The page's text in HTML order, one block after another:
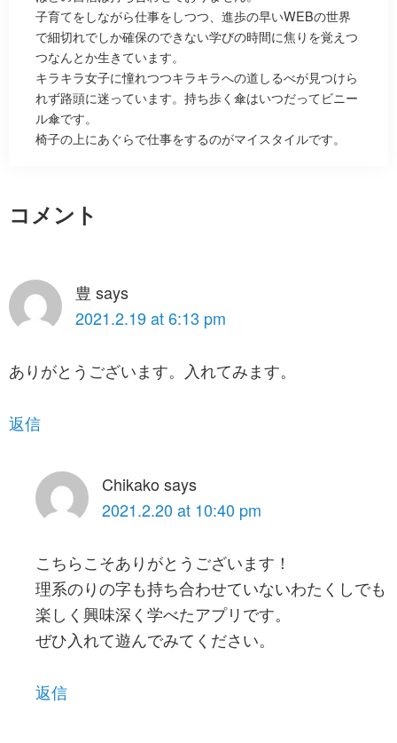
子育てをしながら仕事をしつつ、進歩の早いWEBの世界
で細切れでしか確保のできない学びの時間に焦りを覚えつ
つなんとか生きています。
キラキラ女子に憧れつつキラキラへの道しるべが見つけら
れず路頭に迷っています。持ち歩く傘はいつだってビニー
ル傘です。
椅子の上にあぐらで仕事をするのがマイスタイルです。
Reader
コメント
豊 says
2021.2.19 at 6:13 pm
ありがとうございます。入れてみます。
返信
Chikako says
2021.2.20 at 10:40 pm
こちらこそありがとうございます！
理系のりの字も持ち合わせていないわたくしでも
楽しく興味深く学べたアプリです。
ぜひ入れて遊んでみてください。
返信